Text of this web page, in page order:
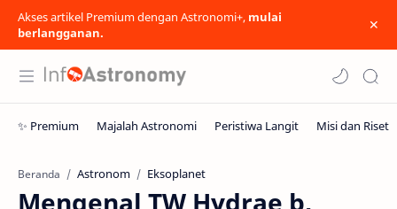
Akses artikel Premium dengan Astronomi+, mulai
berlangganan.
Beranda Astronom Eksoplanet
Mengenal TW Hydrae b,